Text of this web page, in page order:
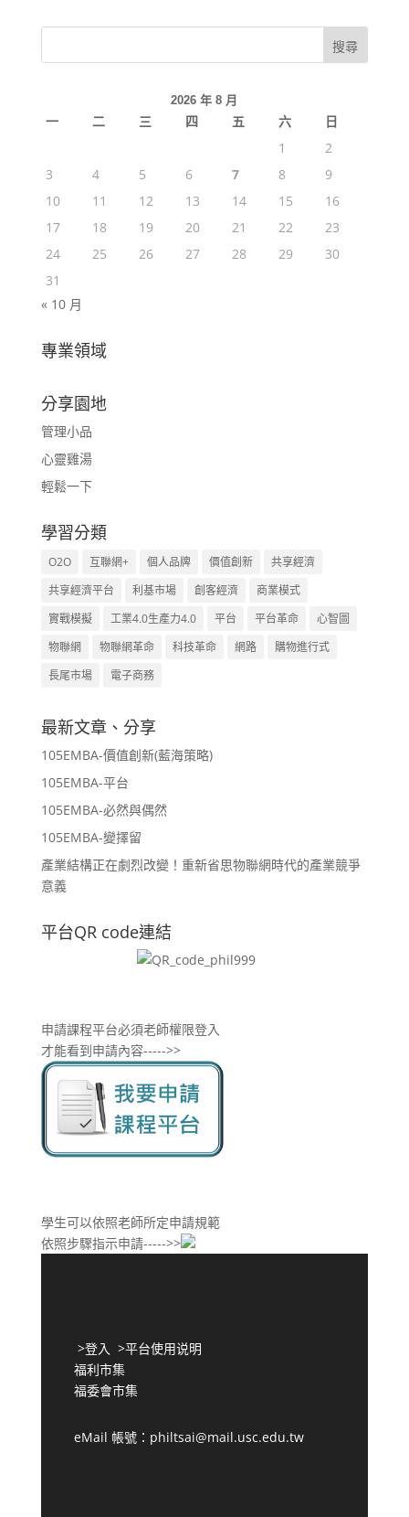
2026 年 8 月
一 二 三 四 五 六
日
1
2
3
4 5 6 7 8
9
10
11 12 13 14 15
16
17
18 19 20 21 22
23
24
25 26 27 28 29
30
31
« 10 月
專業領域
分享園地
管理小品
心靈雞湯
輕鬆一下
學習分類
O2O 互聯網+ 個人品牌 價值創新
共享經濟
共享經濟平台
利基市場 創客經濟
商業模式
實戰模擬
工業4.0生產力4.0 平台 平台革命
心智圖
物聯網
物聯網革命 科技革命 網路
購物進行式
長尾市場
電子商務
最新文章、分享
105EMBA-價值創新(藍海策略)
105EMBA-平台
105EMBA-必然與偶然
105EMBA-變擇留
產業結構正在劇烈改變！重新省思物聯網時代的產業競爭
意義
平台QR code連結
申請課程平台必須老師權限登入
才能看到申請內容----->>
學生可以依照老師所定申請規範
依照步驟指示申請----->>
>登入 >平台使用说明
福利市集
福委會市集
eMail 帳號：philtsai@mail.usc.edu.tw